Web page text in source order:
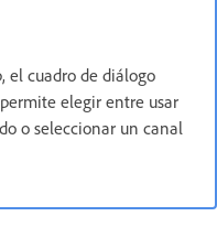
el cuadro de diálogo
elegir entre usar
o seleccionar un canal